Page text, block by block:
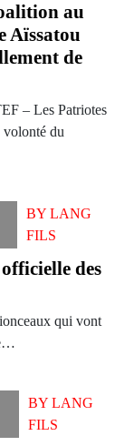
au
Aïssatou
de
– Les Patriotes
du
BYLANG
FILS
des
qui vont
BY LANG
FILS